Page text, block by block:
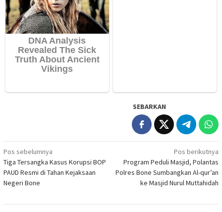
SEBARKAN
Navigasi
pos
Pos sebelumnya
Tiga Tersangka Kasus Korupsi BOP
PAUD Resmi di Tahan Kejaksaan
Negeri Bone
Pos berikutnya
Program Peduli Masjid, Polantas
Polres Bone Sumbangkan Al-qur’an
ke Masjid Nurul Muttahidah